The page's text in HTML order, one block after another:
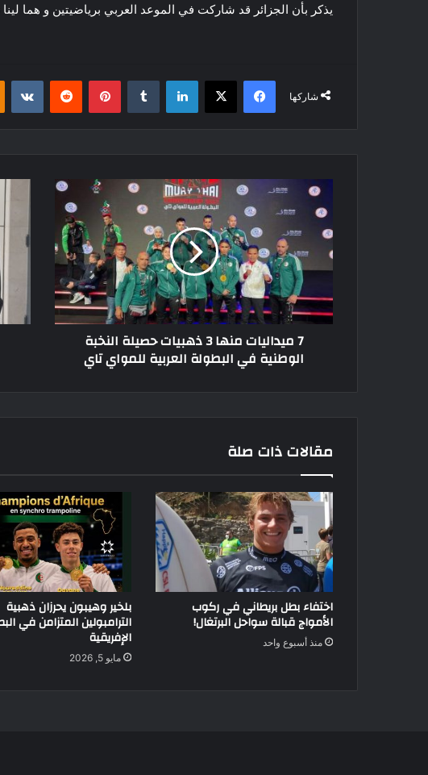
يذكر بأن الجزائر قد شاركت في الموعد العربي برياضيتين و هما
شاركها
فيسبوك ‫X لينكدإن بينتيريست
منها
3
ذهبيات
حصيلة
الوطنية
في
البطولة
7 ميداليات منها 3 ذهبيات حصيلة النخبة
الوطنية في البطولة العربية للمواي تاي
مدرب
مولودية
يحل
مقالات ذات صلة
اختفاء بطل بريطاني في ركوب
الأمواج قبالة سواحل البرتغال!
منذ أسبوع واحد
بلخير وهيبون يحرزان ذهبية
الترامبولين المتزامن في
الإفريقية
مايو 5, 2026